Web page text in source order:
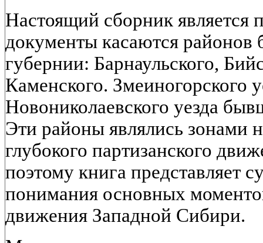
Настоящий сборник
документы касаются
губернии: Барнаульского,
Каменского. Змеиногорского
Новониколаевского уезда
Эти районы являлись зонами
глубокого партизанского
поэтому книга представляет
понимания основных
движения Западной Сибири.